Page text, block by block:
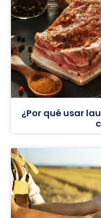
¿Por qué usar